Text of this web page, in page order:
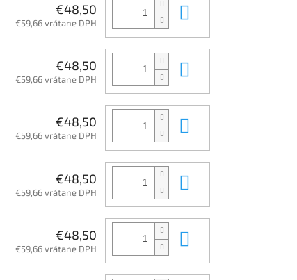
€48,50
€59,66 vrátane DPH
€48,50
€59,66 vrátane DPH
€48,50
€59,66 vrátane DPH
€48,50
€59,66 vrátane DPH
€48,50
€59,66 vrátane DPH